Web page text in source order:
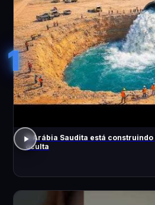
1
A Arábia Saudita está
oculta